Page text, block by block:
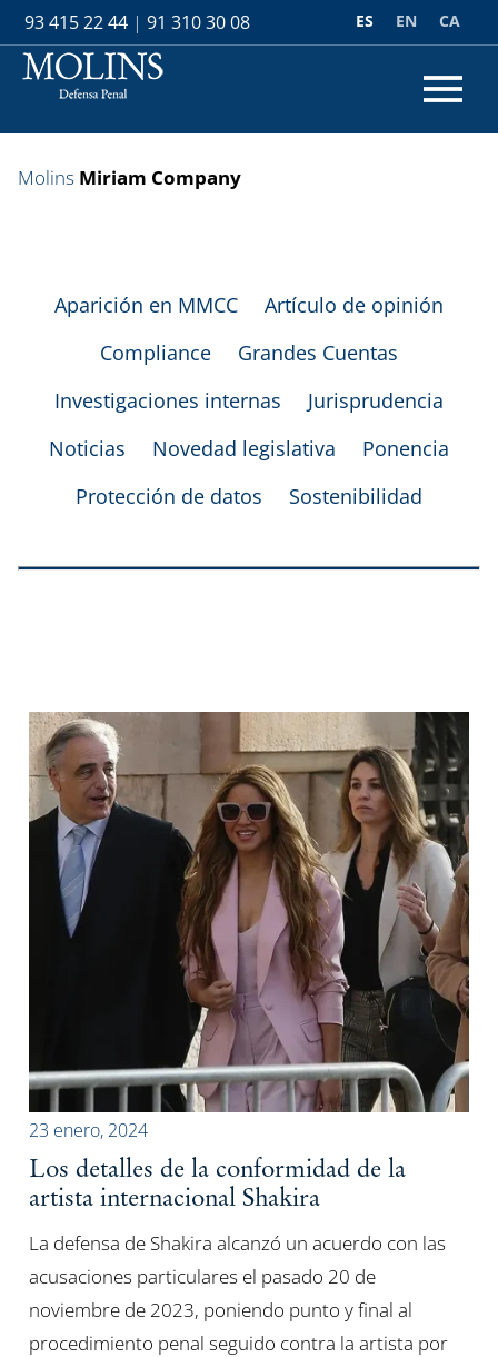
93 415 22 44 | 91 310 30 08 CA
EN
ES
Molins Miriam Company
Aparición en MMCC
Artículo de opinión
Compliance
Grandes Cuentas
Investigaciones internas
Jurisprudencia
Noticias
Novedad legislativa
Ponencia
Protección de datos
Sostenibilidad
23 enero, 2024
Los detalles de la conformidad de la
artista internacional Shakira
La defensa de Shakira alcanzó un acuerdo con las
acusaciones particulares el pasado 20 de
noviembre de 2023, poniendo punto y final al
procedimiento penal seguido contra la artista por